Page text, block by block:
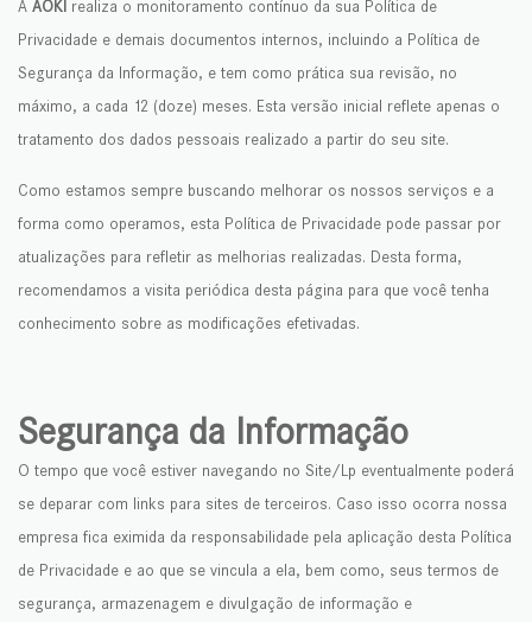
A AOKI realiza o monitoramento contínuo da sua Política de
Privacidade e demais documentos internos, incluindo a Política de
Segurança da Informação, e tem como prática sua revisão, no
máximo, a cada 12 (doze) meses. Esta versão inicial reflete apenas o
tratamento dos dados pessoais realizado a partir do seu site.
Como estamos sempre buscando melhorar os nossos serviços e a
forma como operamos, esta Política de Privacidade pode passar por
atualizações para refletir as melhorias realizadas. Desta forma,
recomendamos a visita periódica desta página para que você tenha
conhecimento sobre as modificações efetivadas.
Segurança da Informação
O tempo que você estiver navegando no Site/Lp eventualmente poderá
se deparar com links para sites de terceiros. Caso isso ocorra nossa
empresa fica eximida da responsabilidade pela aplicação desta Política
de Privacidade e ao que se vincula a ela, bem como, seus termos de
segurança, armazenagem e divulgação de informação e